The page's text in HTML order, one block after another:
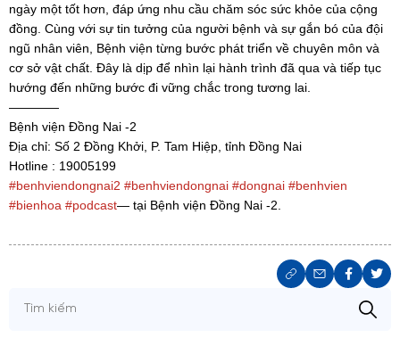
ngày một tốt hơn, đáp ứng nhu cầu chăm sóc sức khỏe của cộng
đồng. Cùng với sự tin tưởng của người bệnh và sự gắn bó của đội
ngũ nhân viên, Bệnh viện từng bước phát triển về chuyên môn và
cơ sở vật chất. Đây là dịp để nhìn lại hành trình đã qua và tiếp tục
hướng đến những bước đi vững chắc trong tương lai.
————
Bệnh viện Đồng Nai -2
Địa chỉ: Số 2 Đồng Khởi, P. Tam Hiệp, tỉnh Đồng Nai
Hotline : 19005199
#benhviendongnai2 #benhviendongnai #dongnai #benhvien
#bienhoa #podcast— tại Bệnh viện Đồng Nai -2.